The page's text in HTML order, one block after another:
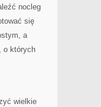
nocleg
się
a
o których
wielkie